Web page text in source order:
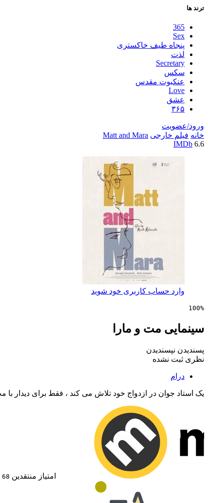
ترند ها
365
Sex
پنجاه طیف خاکستری
لذت
Secretary
سکس
عنکبوت مقدس
Love
عشق
۳۶۵
ورود/عضویت
خانه فیلم خارجی Matt and Mara
IMDb 6.6
وارد حساب کاربری خود شوید
100%
سینمایی مت و مارا
پسندیدن نپسندیدن
نظری ثبت نشده
درام
یک استاد جوان در ازدواج خود تلاش می کند ، فقط برای دیدار
امتیاز منتقدین 68